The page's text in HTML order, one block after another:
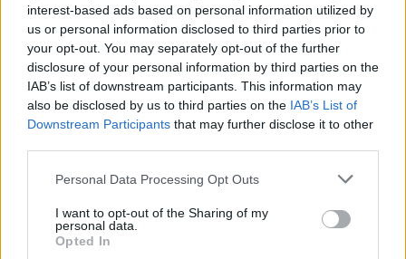
interest-based ads based on personal information utilized by
us or personal information disclosed to third parties prior to
your opt-out. You may separately opt-out of the further
disclosure of your personal information by third parties on the
IAB’s list of downstream participants. This information may
also be disclosed by us to third parties on the IAB’s List of
Downstream Participants that may further disclose it to other
Please note that this website/app uses one or more Google
not limited to your visit or usage behaviour. You may click to
grant or deny consent to Google and its third-party tags to
use your data for below specified purposes in below Google
Personal Data Processing Opt Outs
I want to opt-out of the Sharing of my
personal data.
Opted In
της γαλλικής Εθνοσυνέλευσης
Πρώτος ήρθε ο Αντρέ Σασένι, από το Νέο
Λαϊκό Μέτωπο της αριστεράς λαμβάνοντας
200 ψήφους, ενώ την δεύτερη θέση, με 142
ψήφους, κατέλαβε ο Σεμπαστιάν Σενού για
λογαριασμό του ακροδεξιού Εθνικού
Συναγερμού της Μαρίν Λεπέν.